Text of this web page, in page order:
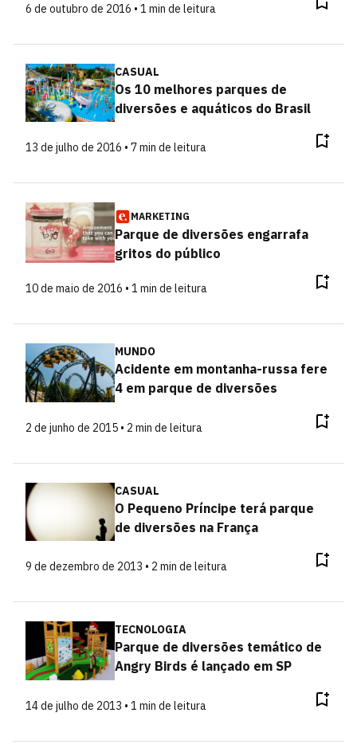
6 de outubro de 2016 • 1 min de leitura
CASUAL
Os 10 melhores parques de
diversões e aquáticos do Brasil
13 de julho de 2016 • 7 min de leitura
MARKETING
Parque de diversões engarrafa
gritos do público
10 de maio de 2016 • 1 min de leitura
MUNDO
Acidente em montanha-russa fere
4 em parque de diversões
2 de junho de 2015 • 2 min de leitura
CASUAL
O Pequeno Príncipe terá parque
de diversões na França
9 de dezembro de 2013 • 2 min de leitura
TECNOLOGIA
Parque de diversões temático de
Angry Birds é lançado em SP
14 de julho de 2013 • 1 min de leitura